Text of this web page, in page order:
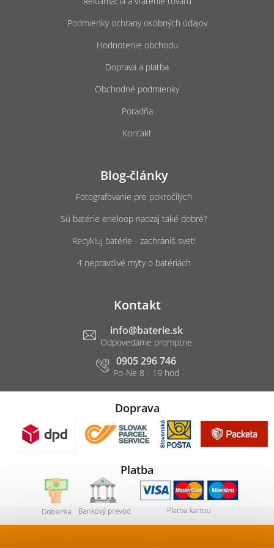
Podmienky ochrany osobných údajov
Hodnotenie obchodu
Doprava a platba
Obchodné podmienky
Poradňa
Kontakt
Blog-články
Fotografovanie pre pokročilých
Sú batérie eneloop naozaj také dobré?
Recykluj batérie - zachrániš svet!
4 nepravdivé mýty o batériách
Kontakt
info@baterie.sk
0905 296 746
Doprava
Platba